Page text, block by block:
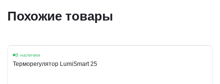
Похожие товары
В наличии
Терморегулятор LumiSmart 25